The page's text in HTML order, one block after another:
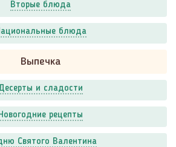
Вторые блюда
блюда
Выпечка
и сладости
рецепты
Святого Валентина